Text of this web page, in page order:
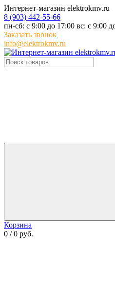
Интернет-магазин elektrokmv.ru
8 (903) 442-55-66
пн-сб: с 9:00 до 17:00 вс: с 9:00
Заказать звонок
info@elektrokmv.ru
Корзина
0 / 0 руб.